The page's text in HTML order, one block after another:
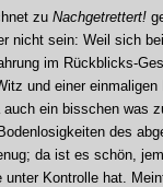
zu Nachgetrettert!
nicht sein: Weil sich
im Rückblicks-
und einer einmaligen
ein bisschen was
des
da ist es schön,
unter Kontrolle hat.